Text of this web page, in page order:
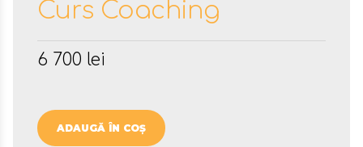
Curs Coaching
6 700 lei
ADAUGĂ ÎN COȘ